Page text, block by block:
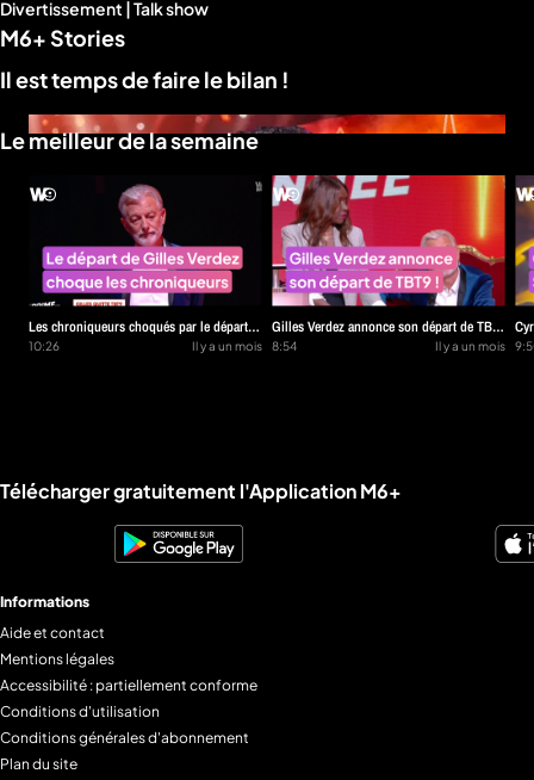
Divertissement | Talk show
M6+ Stories
Il est temps de faire le bilan !
Le meilleur de la semaine
Les chroniqueurs choqués par le départ
de Gilles Verdez !
10:26 Il y a un mois
Gilles Verdez annonce son départ de TBT9
!8:54 Il y a un mois
en
Liens utiles M6+.
Télécharger gratuitement l'Application M6+
Informations
Aide et contact
Mentions légales
Accessibilité : partiellement conforme
Conditions d'utilisation
Conditions générales d'abonnement
Plan du site